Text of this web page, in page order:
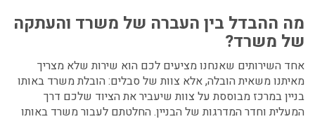
מה ההבדל בין העברה של משרד והעתקה
של משרד?
אחד השירותים שאנחנו מציעים לכם הוא שירות שלא מצריך
מאיתנו משאית הובלה, אלא צוות של סבלים: הובלת משרד באותו
בניין במרכז מבוססת על צוות שיעביר את הציוד שלכם דרך
המעלית וחדר המדרגות של הבניין. החלטתם לעבור משרד באותו